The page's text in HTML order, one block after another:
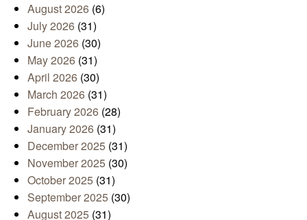
August 2026 (6)
July 2026 (31)
June 2026 (30)
May 2026 (31)
April 2026 (30)
March 2026 (31)
February 2026 (28)
January 2026 (31)
December 2025 (31)
November 2025 (30)
October 2025 (31)
September 2025 (30)
August 2025 (31)